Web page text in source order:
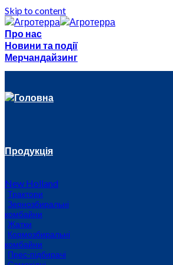
Skip to content
Про нас
Новини та події
Мерчандайзинг
Головна
Продукція
New Holland
Трактори
Зернозбиральні
комбайни
Жатки
Кормозбиральні
комбайни
Прес-підбирачі